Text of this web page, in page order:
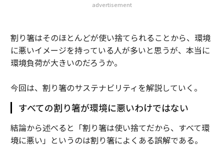
advertisement
割り箸はそのほとんどが使い捨てられることから、環境
に悪いイメージを持っている人が多いと思うが、本当に
環境負荷が大きいのだろうか。
今回は、割り箸のサステナビリティを解説していく。
すべての割り箸が環境に悪いわけではない
結論から述べると「割り箸は使い捨てだから、すべて環
境に悪い」というのは割り箸によくある誤解である。